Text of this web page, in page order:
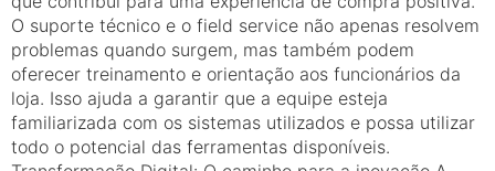
O suporte técnico e o field service não apenas resolvem
problemas quando surgem, mas também podem
oferecer treinamento e orientação aos funcionários da
loja. Isso ajuda a garantir que a equipe esteja
familiarizada com os sistemas utilizados e possa utilizar
todo o potencial das ferramentas disponíveis.